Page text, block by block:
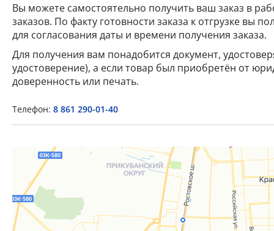
Вы можете самостоятельно получить ваш заказ в
заказов. По факту готовности заказа к отгрузке вы
для согласования даты и времени получения заказа.
Для получения вам понадобится документ,
удостоверение), а если товар был приобретён от
доверенность или печать.
Телефон: 8 861 290-01-40